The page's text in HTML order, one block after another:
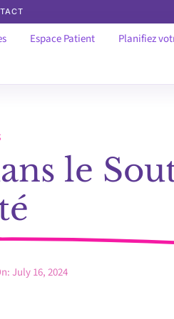
Espace Patient Planifiez
le
July 16, 2024